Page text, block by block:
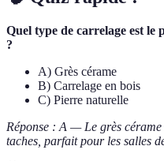
Quel type de carrelage est le
?
A) Grès cérame
B) Carrelage en bois
C) Pierre naturelle
Réponse : A — Le grès
taches, parfait pour les salles